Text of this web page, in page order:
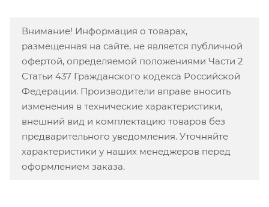
Внимание! Информация о товарах,
размещенная на сайте, не является публичной
офертой, определяемой положениями Части 2
Статьи 437 Гражданского кодекса Российской
Федерации. Производители вправе вносить
изменения в технические характеристики,
внешний вид и комплектацию товаров без
предварительного уведомления. Уточняйте
характеристики у наших менеджеров перед
оформлением заказа.